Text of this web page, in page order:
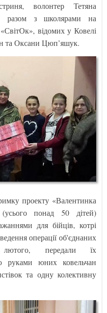
волонтер Тетяна
разом з школярами на
відомих у Ковелі
та Оксани Цюп’яшук.
проекту «Валентинка
понад 50 дітей)
для бійців, котрі
операції об'єднаних
передали їх
руками юних ковельчан
та одну колективну